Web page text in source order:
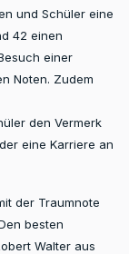
und Schüler eine
42 einen
einer
Noten. Zudem
den Vermerk
eine Karriere an
der Traumnote
besten
Walter aus